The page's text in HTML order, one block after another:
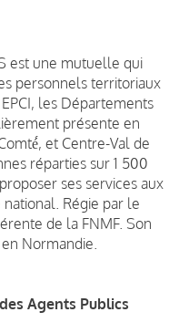
est une mutuelle qui
personnels territoriaux
les Départements
présente en
et Centre-Val de
réparties sur 1 500
ses services aux
Régie par le
de la FNMF. Son
Normandie.
Agents Publics